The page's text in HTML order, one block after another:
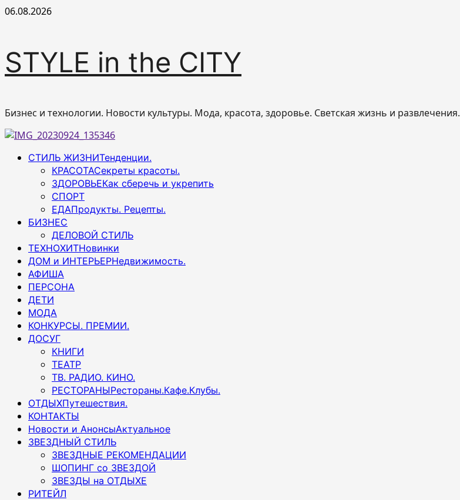
Перейти
06.08.2026
STYLE in the CITY
Бизнес и технологии. Новости культуры. Мода, красота, здоровье. Светская жизнь и развлечения.
Основное
СТИЛЬ ЖИЗНИТенденции.
КРАСОТАСекреты красоты.
ЗДОРОВЬЕКак сберечь и укрепить
СПОРТ
ЕДАПродукты. Рецепты.
БИЗНЕС
ДЕЛОВОЙ СТИЛЬ
ТЕХНОХИТНовинки
ДОМ и ИНТЕРЬЕРНедвижимость.
АФИША
ПЕРСОНА
ДЕТИ
МОДА
КОНКУРСЫ. ПРЕМИИ.
ДОСУГ
КНИГИ
ТЕАТР
ТВ. РАДИО. КИНО.
РЕСТОРАНЫРестораны.Кафе.Клубы.
ОТДЫХПутешествия.
КОНТАКТЫ
Новости и АнонсыАктуальное
ЗВЕЗДНЫЙ СТИЛЬ
ЗВЕЗДНЫЕ РЕКОМЕНДАЦИИ
ШОПИНГ со ЗВЕЗДОЙ
ЗВЕЗДЫ на ОТДЫХЕ
РИТЕЙЛ